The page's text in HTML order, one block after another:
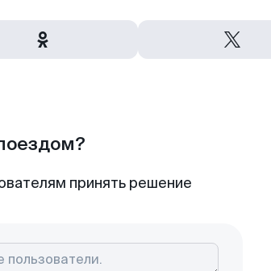
принять решение